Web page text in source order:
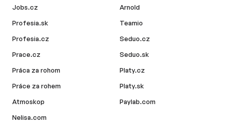
Jobs.cz
Profesia.sk
Profesia.cz
Prace.cz
Práca za rohom
Práce za rohem
Atmoskop
Nelisa.com
Arnold
Teamio
Seduo.cz
Seduo.sk
Platy.cz
Platy.sk
Paylab.com